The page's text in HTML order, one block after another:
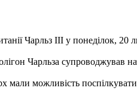
Чарльз III у понеділок, 20
Чарльза супроводжував
мали можливість